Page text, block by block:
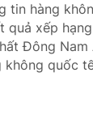
tin hàng
xếp hạng
Đông Nam
không quốc